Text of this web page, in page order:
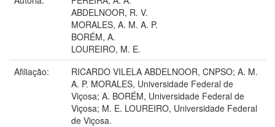
ABDELNOOR, R. V.
MORALES, A. M. A. P.
BORÉM, A.
LOUREIRO, M. E.
Afiliação:
RICARDO VILELA ABDELNOOR, CNPSO; A. M.
A. P. MORALES, Universidade Federal de
Viçosa; A. BORÉM, Universidade Federal de
Viçosa; M. E. LOUREIRO, Universidade Federal
de Viçosa.